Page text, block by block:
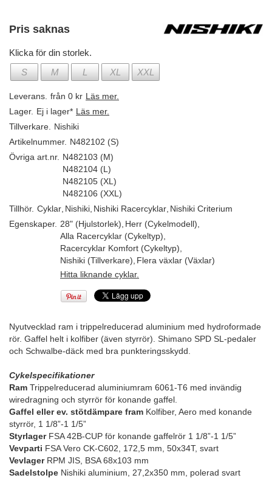
Pris saknas
Klicka för din storlek.
S
M L XL XXL
Leverans. från 0 kr Läs mer.
Lager. Ej i lager* Läs mer.
Tillverkare.
Nishiki
Artikelnummer. N482102 (S)
Övriga art.nr. N482103 (M)
N482104 (L)
N482105 (XL)
N482106 (XXL)
Tillhör. Cyklar Nishiki Nishiki Racercyklar Nishiki Criterium
Egenskaper. 28" (Hjulstorlek) Herr (Cykelmodell)
Alla Racercyklar (Cykeltyp)
Racercyklar Komfort (Cykeltyp)
Nishiki (Tillverkare) Flera växlar (Växlar)
Hitta liknande cyklar.
Nyutvecklad ram i trippelreducerad aluminium med hydroformade
rör. Gaffel helt i kolfiber (även styrrör). Shimano SPD SL-pedaler
och Schwalbe-däck med bra punkteringsskydd.
Cykelspecifikationer
Ram Trippelreducerad aluminiumram 6061-T6 med invändig
wiredragning och styrrör för konande gaffel.
Gaffel eller ev. stötdämpare fram Kolfiber, Aero med konande
styrrör, 1 1/8”-1 1/5”
StyrlagerFSA 42B-CUP för konande gaffelrör 1 1/8”-1 1/5”
Vevparti FSA Vero CK-C602, 172,5 mm, 50x34T, svart
VevlagerRPM JIS, BSA 68x103 mm
Sadelstolpe Nishiki aluminium, 27,2x350 mm, polerad svart